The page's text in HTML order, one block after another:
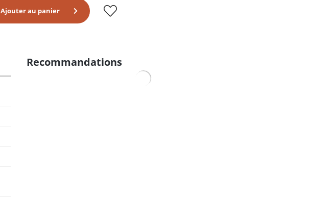
Ajouter au panier
Recommandations